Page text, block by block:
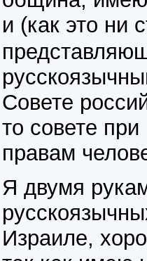
и (как это ни
Совете
то совете
правам
Я двумя
Израиле,